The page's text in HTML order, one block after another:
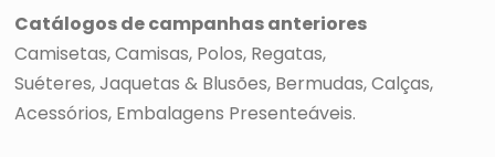
Catálogos de campanhas anteriores
Camisetas Camisas Polos Regatas
Suéteres, Jaquetas & Blusões Bermudas Calças
Acessórios Embalagens Presenteáveis